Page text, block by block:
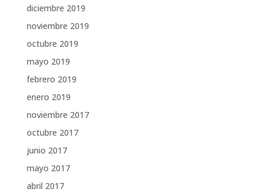
diciembre 2019
noviembre 2019
octubre 2019
mayo 2019
febrero 2019
enero 2019
noviembre 2017
octubre 2017
junio 2017
mayo 2017
abril 2017